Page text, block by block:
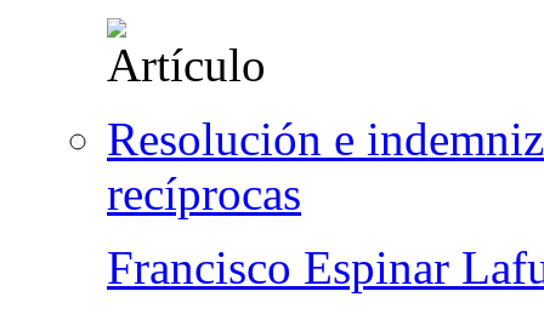
Resolución e
recíprocas
Francisco Espinar